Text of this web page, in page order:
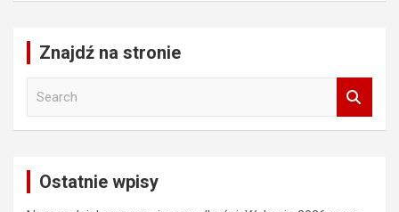
Znajdź na stronie
Ostatnie wpisy